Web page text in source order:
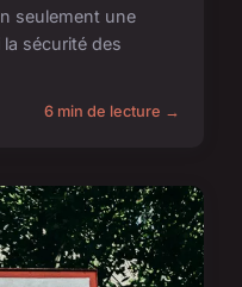
seulement une
sécurité des
6 min de lecture →